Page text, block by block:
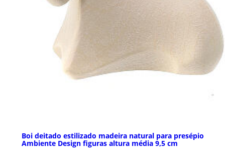
Boi deitado estilizado madeira natural para presépio
Ambiente Design figuras altura média 9,5 cm